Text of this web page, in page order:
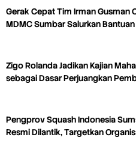
Gerak Cepat Tim Irman Gusman
MDMC Sumbar Salurkan
Zigo Rolanda Jadikan Kajian
sebagai Dasar Perjuangkan
Pengprov Squash Indonesia
Resmi Dilantik, Targetkan